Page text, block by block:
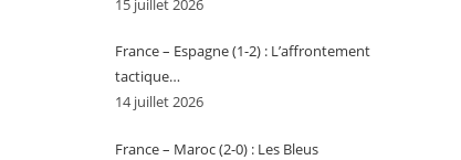
France – Espagne (1-2) : L’affrontement
tactique…
14 juillet 2026
France – Maroc (2-0) : Les Bleus